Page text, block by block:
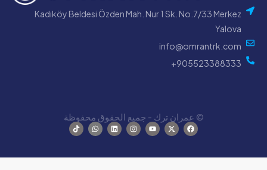
Kadıköy Beldesi Özden Mah. Nur 1 Sk. No.7/33
© عمران ترك - جميع الحقوق محفوظة